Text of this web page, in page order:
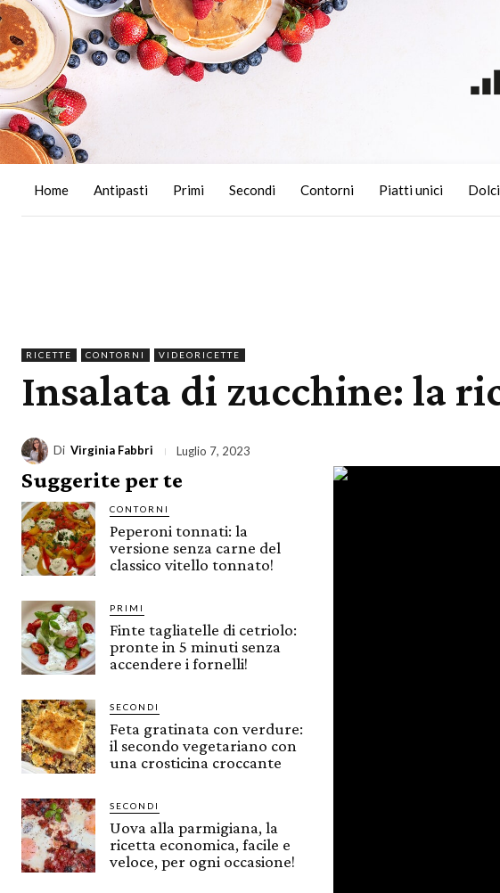
Home Antipasti Primi Secondi Contorni Piatti unici Dolci
RICETTE CONTORNI VIDEORICETTE
Insalata di zucchine: la
Di Virginia Fabbri Luglio 7, 2023
Suggerite per te
CONTORNI
Peperoni tonnati: la
versione senza carne del
classico vitello tonnato!
PRIMI
Finte tagliatelle di cetriolo:
pronte in 5 minuti senza
accendere i fornelli!
SECONDI
Feta gratinata con verdure:
il secondo vegetariano con
una crosticina croccante
SECONDI
Uova alla parmigiana, la
ricetta economica, facile e
veloce, per ogni occasione!